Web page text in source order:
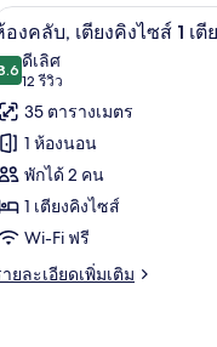
ด
าพถ่าย
งหมด
ของ
ห้อง
ลับ,
ตียง
ง
10
องคลับ, เตียงคิงไซส์ 1 เตี
8.6 จาก 10
ดีเลิศ
12 รีวิว
(12
รีวิว)
35 ตารางเมตร
1 ห้องนอน
พักได้ 2 คน
1 เตียงคิงไซส์
Wi-Fi ฟรี
ยละเอียดเพิ่มเติม
ย